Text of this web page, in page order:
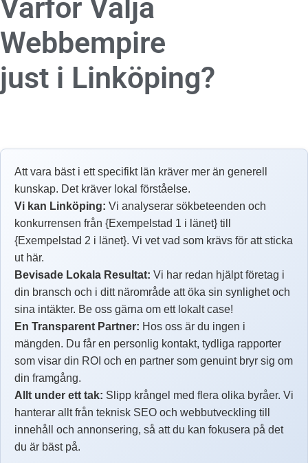
Varför Välja
Webbempire
just i Linköping?
Att vara bäst i ett specifikt län kräver mer än generell
kunskap. Det kräver lokal förståelse.
Vi kan Linköping: Vi analyserar sökbeteenden och
konkurrensen från {Exempelstad 1 i länet} till
{Exempelstad 2 i länet}. Vi vet vad som krävs för att sticka
ut här.
Bevisade Lokala Resultat: Vi har redan hjälpt företag i
din bransch och i ditt närområde att öka sin synlighet och
sina intäkter. Be oss gärna om ett lokalt case!
En Transparent Partner: Hos oss är du ingen i
mängden. Du får en personlig kontakt, tydliga rapporter
som visar din ROI och en partner som genuint bryr sig om
din framgång.
Allt under ett tak: Slipp krångel med flera olika byråer. Vi
hanterar allt från teknisk SEO och webbutveckling till
innehåll och annonsering, så att du kan fokusera på det
du är bäst på.